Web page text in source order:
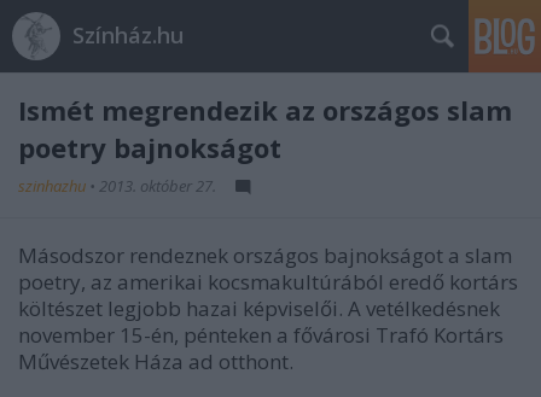
Színház.hu
Ismét megrendezik az országos slam
poetry bajnokságot
szinhazhu • 2013. október 27.
Másodszor rendeznek országos bajnokságot a slam
poetry, az amerikai kocsmakultúrából eredő kortárs
költészet legjobb hazai képviselői. A vetélkedésnek
november 15-én, pénteken a fővárosi Trafó Kortárs
Művészetek Háza ad otthont.